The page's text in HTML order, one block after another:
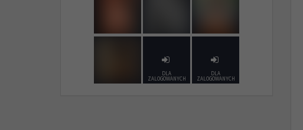
DLA
ZALOGOWANYCH
DLA
ZALOGOWANYCH